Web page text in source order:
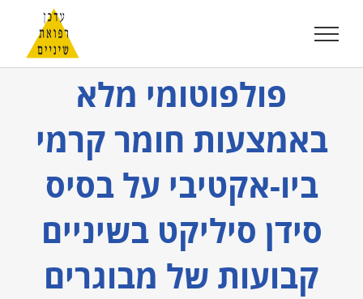
לתוכן
פולפוטומי מלא
באמצעות חומר קרמי
ביו-אקטיבי על בסיס
סידן סיליקט בשיניים
קבועות של מבוגרים